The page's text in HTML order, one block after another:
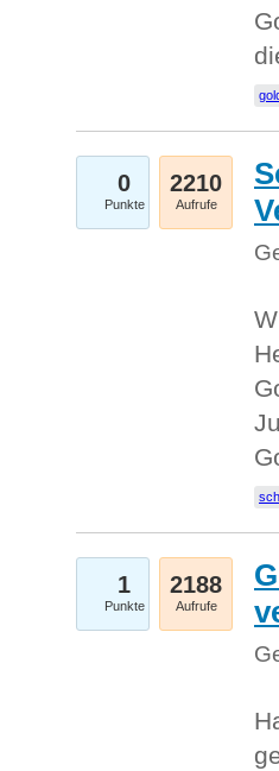
0
Punkte
2210
Aufrufe
1
Punkte
2188
Aufrufe